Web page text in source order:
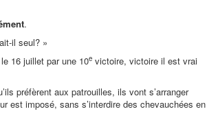
.
il seul? »
16 juillet par une 10e victoire, victoire il est vrai
préfèrent aux patrouilles, ils vont s’arranger
est imposé, sans s’interdire des chevauchées en